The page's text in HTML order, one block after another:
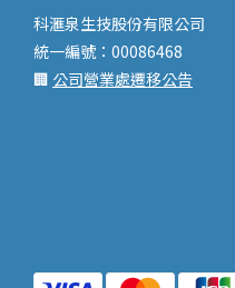
科滙泉生技股份有限公司
統一編號：00086468
🏢 公司營業處遷移公告